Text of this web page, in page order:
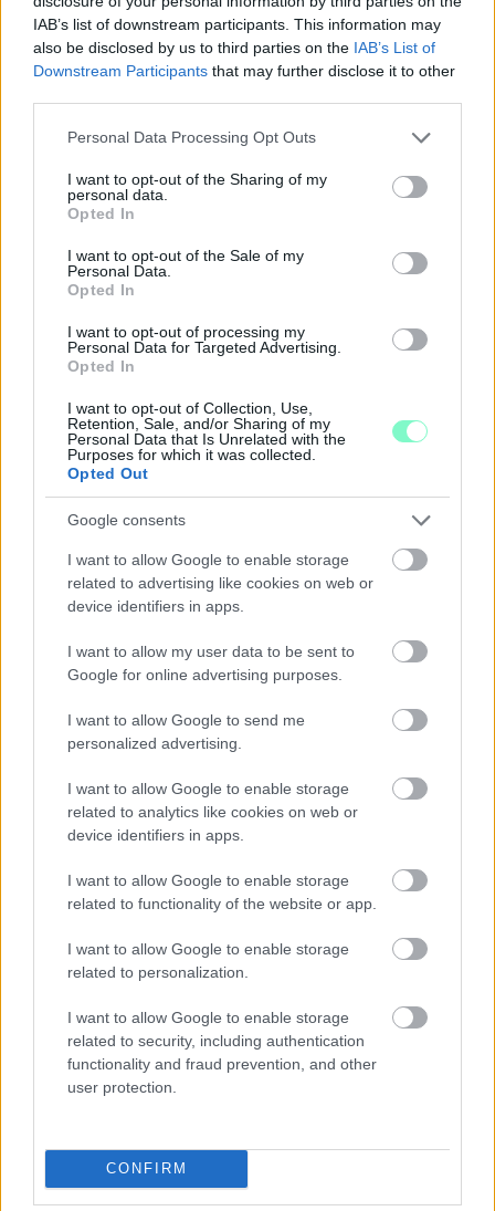
IAB’s list of downstream participants. This information may
also be disclosed by us to third parties on the IAB’s List of
Downstream Participants that may further disclose it to other
Please note that this website/app uses one or more Google
not limited to your visit or usage behaviour. You may click to
grant or deny consent to Google and its third-party tags to
use your data for below specified purposes in below Google
consent section.
Personal Data Processing Opt Outs
I want to opt-out of the Sharing of my
personal data.
Opted In
I want to opt-out of the Sale of my
Personal Data.
Opted In
I want to opt-out of processing my
Personal Data for Targeted Advertising.
Opted In
I want to opt-out of Collection, Use,
Retention, Sale, and/or Sharing of my
Personal Data that Is Unrelated with the
Purposes for which it was collected.
Opted Out
Google consents
I want to allow Google to enable storage
related to advertising like cookies on web or
device identifiers in apps.
I want to allow my user data to be sent to
Google for online advertising purposes.
I want to allow Google to send me
personalized advertising.
I want to allow Google to enable storage
related to analytics like cookies on web or
device identifiers in apps.
I want to allow Google to enable storage
related to functionality of the website or app.
I want to allow Google to enable storage
related to personalization.
I want to allow Google to enable storage
related to security, including authentication
functionality and fraud prevention, and other
user protection.
CONFIRM
INFLÁCIÓ MAGYARORSZÁGON
összevetésben a fogyasztói árak, miközben az élelmiszerek ára
már csökkent.
A BAROKK ÖSSZES ÁRNYALATA ÉS MÉG EGY SOR
KIVÁLÓ PROGRAM VÁR MINDENKIT EZEN A HÉTVÉGÉN
Középpontban a hagyományőrzés, de lesz Pogány Induló és
Majka koncert, jóga szeánsz, “borhajózás” és egy csomó minden
Szólj hozzá!